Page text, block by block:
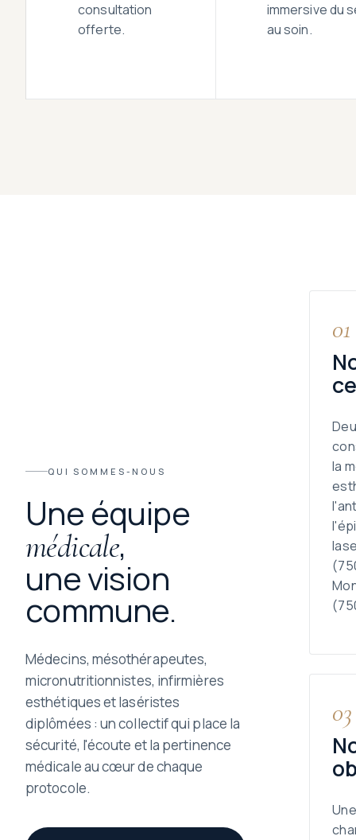
consultation
offerte.
immersive du
au soin.
QUI SOMMES-NOUS
Une équipe
médicale,
une vision
commune.
Médecins, mésothérapeutes,
micronutritionnistes, infirmières
esthétiques et laséristes
diplômées : un collectif qui place la
sécurité, l'écoute et la pertinence
médicale au cœur de chaque
protocole.
01
la
03